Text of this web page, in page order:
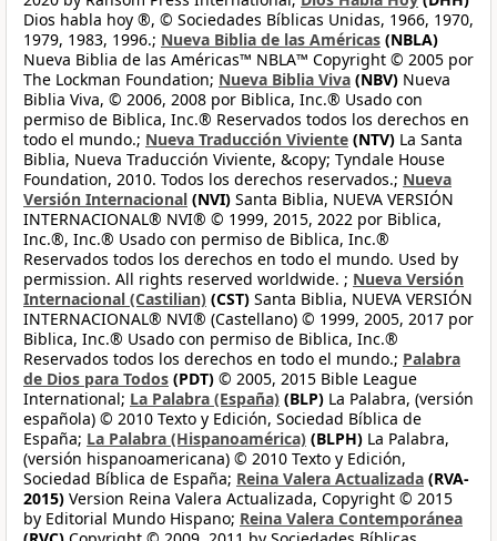
Dios habla hoy ®, © Sociedades Bíblicas Unidas, 1966, 1970,
1979, 1983, 1996.; Nueva Biblia de las Américas (NBLA)
Nueva Biblia de las Américas™ NBLA™ Copyright © 2005 por
The Lockman Foundation; Nueva Biblia Viva (NBV) Nueva
Biblia Viva, © 2006, 2008 por Biblica, Inc.® Usado con
permiso de Biblica, Inc.® Reservados todos los derechos en
todo el mundo.; Nueva Traducción Viviente (NTV) La Santa
Biblia, Nueva Traducción Viviente, &copy; Tyndale House
Foundation, 2010. Todos los derechos reservados.; Nueva
Versión Internacional (NVI) Santa Biblia, NUEVA VERSIÓN
INTERNACIONAL® NVI® © 1999, 2015, 2022 por Biblica,
Inc.®, Inc.® Usado con permiso de Biblica, Inc.®
Reservados todos los derechos en todo el mundo. Used by
permission. All rights reserved worldwide. ; Nueva Versión
Internacional (Castilian) (CST) Santa Biblia, NUEVA VERSIÓN
INTERNACIONAL® NVI® (Castellano) © 1999, 2005, 2017 por
Biblica, Inc.® Usado con permiso de Biblica, Inc.®
Reservados todos los derechos en todo el mundo.; Palabra
de Dios para Todos (PDT) © 2005, 2015 Bible League
International; La Palabra (España) (BLP) La Palabra, (versión
española) © 2010 Texto y Edición, Sociedad Bíblica de
España; La Palabra (Hispanoamérica) (BLPH) La Palabra,
(versión hispanoamericana) © 2010 Texto y Edición,
Sociedad Bíblica de España; Reina Valera Actualizada (RVA-
2015) Version Reina Valera Actualizada, Copyright © 2015
by Editorial Mundo Hispano; Reina Valera Contemporánea